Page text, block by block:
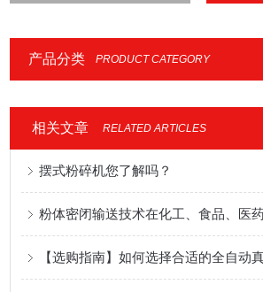
产品分类 PRODUCT CATEGORY
相关文章 RELATED ARTICLES
摆式粉碎机您了解吗？
粉体密闭输送技术在化工、食品、医
【选购指南】如何选择合适的全自动